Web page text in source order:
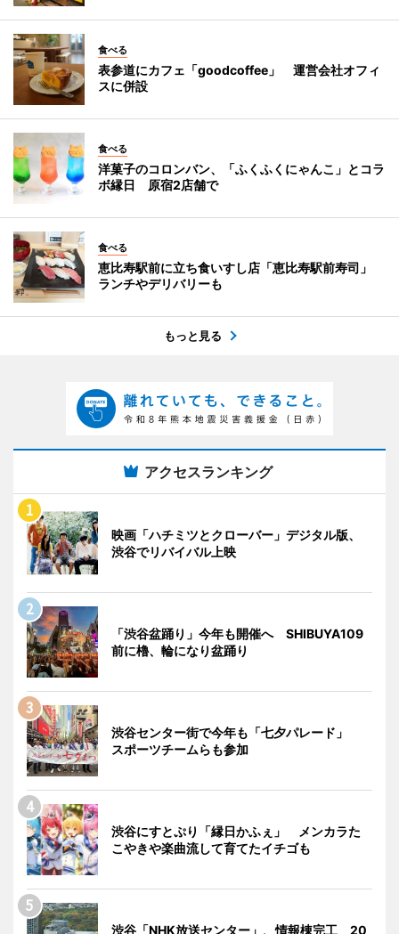
食べる
表参道にカフェ「goodcoffee」 運営会社オフィ
スに併設
食べる
洋菓子のコロンバン、「ふくふくにゃんこ」とコラ
ボ縁日 原宿2店舗で
食べる
恵比寿駅前に立ち食いすし店「恵比寿駅前寿司」
ランチやデリバリーも
もっと見る
アクセスランキング
映画「ハチミツとクローバー」デジタル版、
渋谷でリバイバル上映
「渋谷盆踊り」今年も開催へ SHIBUYA109
前に櫓、輪になり盆踊り
渋谷センター街で今年も「七夕パレード」
スポーツチームらも参加
渋谷にすとぷり「縁日かふぇ」 メンカラた
こやきや楽曲流して育てたイチゴも
渋谷「NHK放送センター」、情報棟完工 20